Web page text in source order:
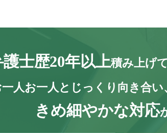
護士歴20年以上積み上げ
人お一人とじっくり向き合い
きめ細やかな対応